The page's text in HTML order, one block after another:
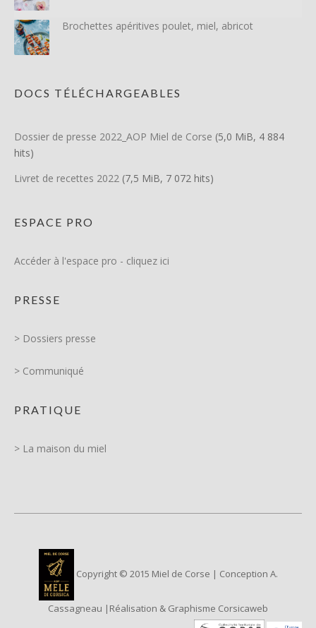
Brochettes apéritives poulet, miel, abricot
DOCS TÉLÉCHARGEABLES
Dossier de presse 2022_AOP Miel de Corse (5,0 MiB, 4 884
hits)
Livret de recettes 2022 (7,5 MiB, 7 072 hits)
ESPACE PRO
Accéder à l'espace pro - cliquez ici
PRESSE
> Dossiers presse
> Communiqué
PRATIQUE
> La maison du miel
Copyright © 2015 Miel de Corse | Conception A.
Cassagneau |Réalisation & Graphisme Corsicaweb